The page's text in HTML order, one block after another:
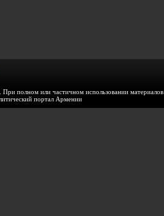
полном или частичном использовании
портал Армении